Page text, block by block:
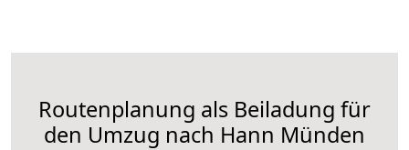
Routenplanung als Beiladung für
den Umzug nach Hann Münden